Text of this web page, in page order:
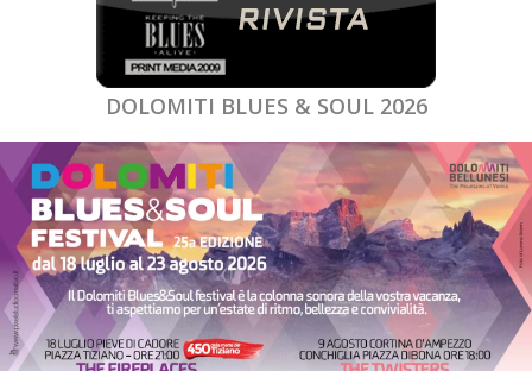
DOLOMITI BLUES & SOUL 2026